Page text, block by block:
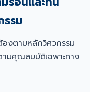
รม
องตามหลักวิศวกรรม
ามคุณสมบัติเฉพาะทาง